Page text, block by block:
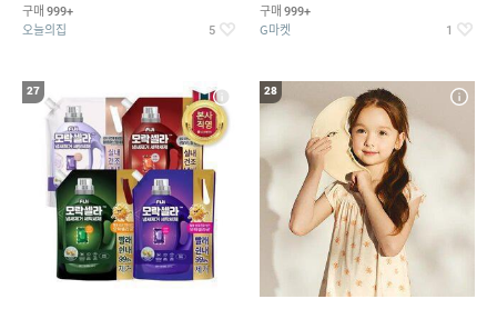
구매 999+
오늘의집 5
구매 999+
G마켓 1
27 28